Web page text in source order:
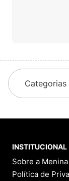
Categorias
INSTITUCIONAL
Sobre a
Política de